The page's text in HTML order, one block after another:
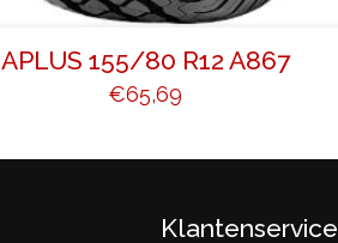
APLUS 155/80 R12 A867
€65,69
Klantenservice